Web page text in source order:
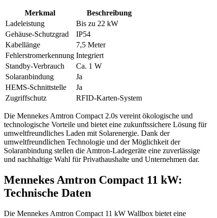
Merkmal
Beschreibung
Ladeleistung
Bis zu 22 kW
Gehäuse-Schutzgrad
IP54
Kabellänge
7,5 Meter
Fehlerstromerkennung Integriert
Standby-Verbrauch
Ca. 1 W
Solaranbindung
Ja
HEMS-Schnittstelle
Ja
Zugriffschutz
RFID-Karten-System
Die Mennekes Amtron Compact 2.0s vereint ökologische und
technologische Vorteile und bietet eine zukunftssichere Lösung für
umweltfreundliches Laden mit Solarenergie. Dank der
umweltfreundlichen Technologie und der Möglichkeit der
Solaranbindung stellen die Amtron-Ladegeräte eine zuverlässige
und nachhaltige Wahl für Privathaushalte und Unternehmen dar.
Mennekes Amtron Compact 11 kW:
Technische Daten
Die Mennekes Amtron Compact 11 kW Wallbox bietet eine